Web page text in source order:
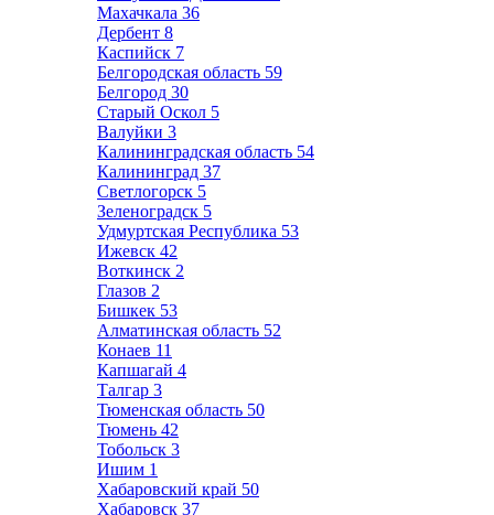
Махачкала 36
Дербент 8
Каспийск 7
Белгородская область 59
Белгород 30
Старый Оскол 5
Валуйки 3
Калининградская область 54
Калининград 37
Светлогорск 5
Зеленоградск 5
Удмуртская Республика 53
Ижевск 42
Воткинск 2
Глазов 2
Бишкек 53
Алматинская область 52
Конаев 11
Капшагай 4
Талгар 3
Тюменская область 50
Тюмень 42
Тобольск 3
Ишим 1
Хабаровский край 50
Хабаровск 37